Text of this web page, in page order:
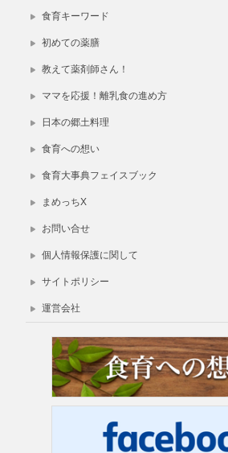
食育キーワード
初めての薬膳
教えて薬剤師さん！
ママを応援！離乳食の進め方
日本の郷土料理
食育への想い
食育大事典フェイスブック
まめっちX
お問い合せ
個人情報保護に関して
サイトポリシー
運営会社